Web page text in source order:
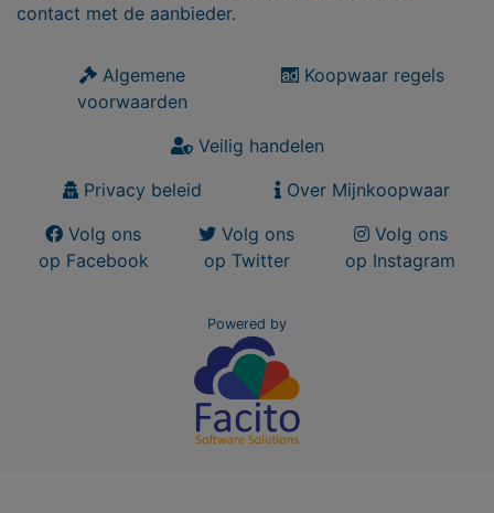
contact met de aanbieder.
Algemene
voorwaarden
Koopwaar regels
Veilig handelen
Privacy beleid
Over Mijnkoopwaar
Volg ons
op Facebook
Volg ons
op Twitter
Volg ons
op Instagram
Powered by